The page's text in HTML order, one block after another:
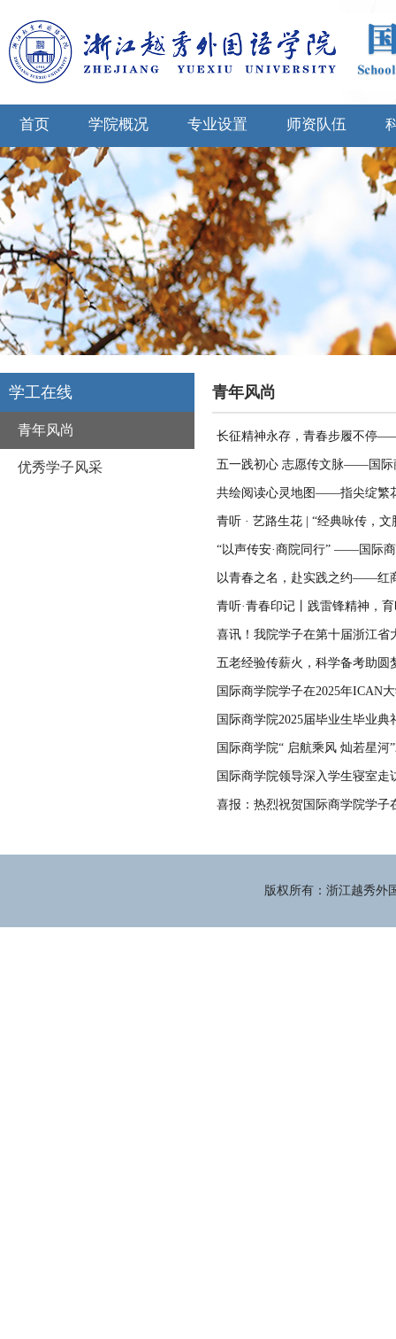
首页 学院概况 专业设置 师资队伍
学工在线
青年风尚
优秀学子风采
青年风尚
长征精神永存，青春步履不停
五一践初心 志愿传文脉——国际
共绘阅读心灵地图——指尖绽繁
青听 · 艺路生花 | “经典咏传，
“以声传安·商院同行” ——国际
以青春之名，赴实践之约——红
青听·青春印记丨践雷锋精神，
喜讯！我院学子在第十届浙江省
五老经验传薪火，科学备考助圆
国际商学院学子在2025年ICAN
国际商学院2025届毕业生毕业
国际商学院“ 启航乘风 灿若星河
国际商学院领导深入学生寝室
喜报：热烈祝贺国际商学院学子
版权所有：浙江越秀外